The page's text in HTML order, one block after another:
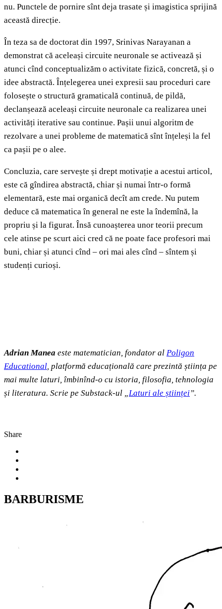
nu. Punctele de pornire sînt deja trasate și imagistica sprijină
această direcție.
În teza sa de doctorat din 1997, Srinivas Narayanan a
demonstrat că aceleași circuite neuronale se activează și
atunci cînd conceptualizăm o activitate fizică, concretă, și o
idee abstractă. Înțelegerea unei expresii sau proceduri care
folosește o structură gramaticală continuă, de pildă,
declanșează aceleași circuite neuronale ca realizarea unei
activități iterative sau continue. Pașii unui algoritm de
rezolvare a unei probleme de matematică sînt înțeleși la fel
ca pașii pe o alee.
Concluzia, care servește și drept motivație a acestui articol,
este că gîndirea abstractă, chiar și numai într-o formă
elementară, este mai organică decît am crede. Nu putem
deduce că matematica în general ne este la îndemînă, la
propriu și la figurat. Însă cunoașterea unor teorii precum
cele atinse pe scurt aici cred că ne poate face profesori mai
buni, chiar și atunci cînd – ori mai ales cînd – sîntem și
studenți curioși.
Adrian Manea este matematician, fondator al Poligon
Educational, platformă educațională care prezintă știința pe
mai multe laturi, îmbinînd-o cu istoria, filosofia, tehnologia
și literatura. Scrie pe Substack-ul „Laturi ale științei”.
Share
BARBURISME